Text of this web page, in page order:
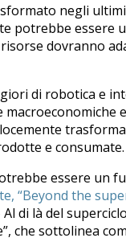
negli
potrebbe essere
dovranno
di robotica e
e
essere un
“Beyond the
Al di là del
che sottolinea